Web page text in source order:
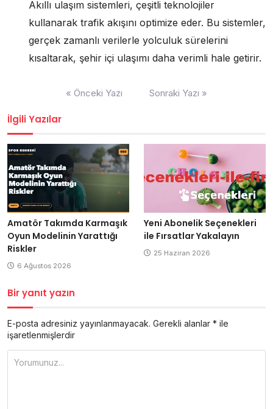
Akıllı ulaşım sistemleri, çeşitli teknolojiler
kullanarak trafik akışını optimize eder. Bu sistemler,
gerçek zamanlı verilerle yolculuk sürelerini
kısaltarak, şehir içi ulaşımı daha verimli hale getirir.
« Önceki Yazı Sonraki Yazı »
İlgili Yazılar
Amatör Takımda Karmaşık
Oyun Modelinin Yarattığı
Riskler
6 Ağustos 2026
Yeni Abonelik Seçenekleri
ile Fırsatlar Yakalayın
25 Haziran 2026
Bir yanıt yazın
E-posta adresiniz yayınlanmayacak. Gerekli alanlar * ile
işaretlenmişlerdir